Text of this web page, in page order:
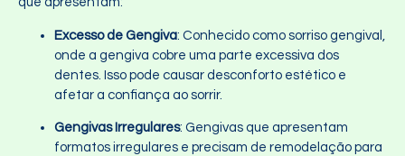
Excesso de Gengiva: Conhecido como sorriso gengival,
onde a gengiva cobre uma parte excessiva dos
dentes. Isso pode causar desconforto estético e
afetar a confiança ao sorrir.
Gengivas Irregulares: Gengivas que apresentam
formatos irregulares e precisam de remodelação para